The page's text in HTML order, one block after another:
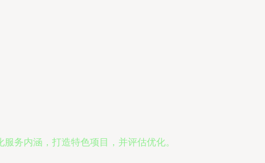
务内涵，打造特色项目，并评估优化。